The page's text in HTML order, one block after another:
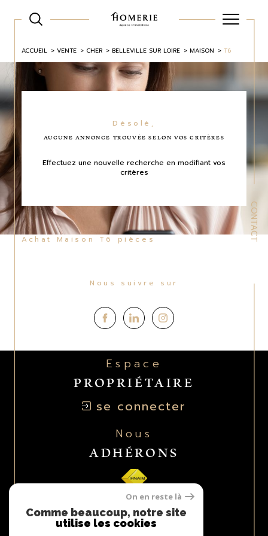
CONTACT
ACCUEIL VENTE CHER BELLEVILLE SUR LOIRE MAISON T6
Désolé,
AUCUNE ANNONCE TROUVÉE SELON VOS CRITÈRES
Effectuez une nouvelle recherche en modifiant vos
critères
Achat Maison T6 pièces
Nous suivre sur
Espace
PROPRIÉTAIRE
se connecter
Nous
ADHÉRONS
On en reste là
Comme beaucoup, notre site
utilise les cookies